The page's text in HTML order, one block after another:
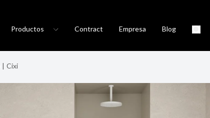
Productos Contract Empresa Blog
Cixi